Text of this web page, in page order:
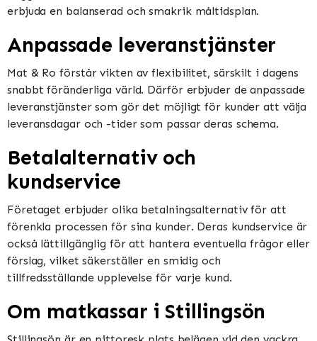
erbjuda en balanserad och smakrik måltidsplan.
Anpassade leveranstjänster
Mat & Ro förstår vikten av flexibilitet, särskilt i dagens
snabbt föränderliga värld. Därför erbjuder de anpassade
leveranstjänster som gör det möjligt för kunder att välja
leveransdagar och -tider som passar deras schema.
Betalalternativ och
kundservice
Företaget erbjuder olika betalningsalternativ för att
förenkla processen för sina kunder. Deras kundservice är
också lättillgänglig för att hantera eventuella frågor eller
förslag, vilket säkerställer en smidig och
tillfredsställande upplevelse för varje kund.
Om matkassar i Stillingsön